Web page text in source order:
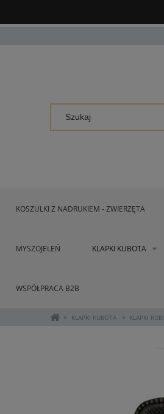
KOSZULKI Z NADRUKIEM - ZWIERZĘTA
MYSZOJELEŃ KLAPKI KUBOTA
WSPÓŁPRACA B2B
» KLAPKI KUBOTA » KLAPKI